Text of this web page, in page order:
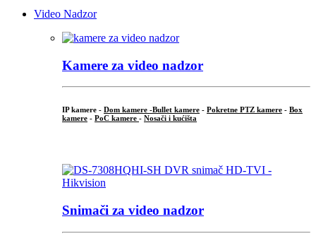
Video Nadzor
Kamere za video nadzor
IP kamere - Dom kamere -Bullet kamere - Pokretne PTZ kamere - Box
kamere - PoC kamere - Nosači i kućišta
Snimači za video nadzor